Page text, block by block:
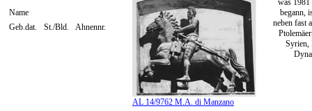
Name
Geb.dat.
St./Bld. Ahnennr.
was 1981
begann,
neben fast
Syrien,
AL 14/9762 M.A. di Manzano